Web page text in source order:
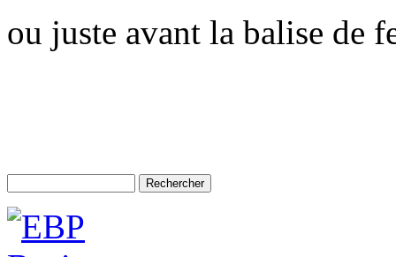
ou juste avant la balise de